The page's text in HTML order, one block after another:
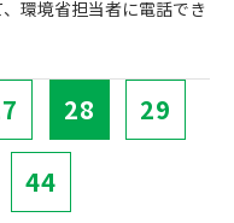
環境省担当者に電話でき
28 29
44